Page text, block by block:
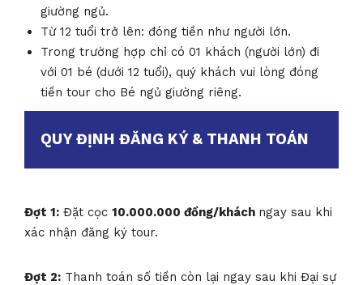
giường ngủ.
Từ 12 tuổi trở lên: đóng tiền như người lớn.
Trong trường hợp chỉ có 01 khách (người lớn) đi
với 01 bé (dưới 12 tuổi), quý khách vui lòng đóng
tiền tour cho Bé ngủ giường riêng.
QUY ĐỊNH ĐĂNG KÝ & THANH TOÁN
Đợt 1: Đặt cọc 10.000.000 đồng/khách ngay sau khi
xác nhận đăng ký tour.
Đợt 2: Thanh toán số tiền còn lại ngay sau khi Đại sự